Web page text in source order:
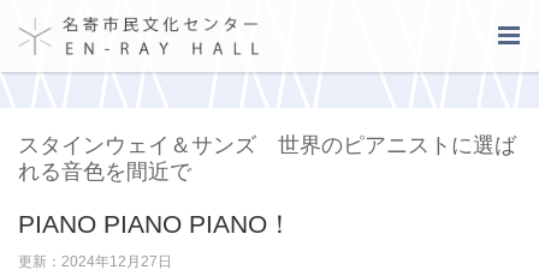
スタインウェイ＆サンズ 世界のピアニストに選ば
れる音色を間近で
PIANO PIANO PIANO！
更新：2024年12月27日